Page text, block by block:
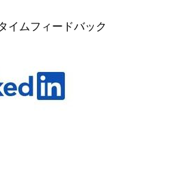
イムフィードバック